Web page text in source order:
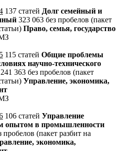
137 статей Долг семейный и
323 063 без пробелов (пакет
Право, семья, государство
115 статей Общие проблемы
научно-технического
241 363 без пробелов (пакет
Управление, экономика,
106 статей Управление
опытом в промышленности
пробелов (пакет разбит на
экономика,